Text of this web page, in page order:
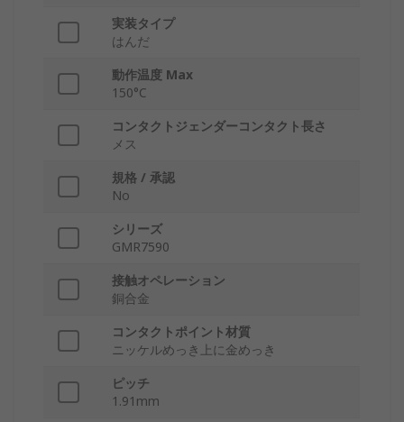
実装タイプ
はんだ
動作温度 Max
150°C
コンタクトジェンダーコンタクト長さ
メス
規格 / 承認
No
シリーズ
GMR7590
接触オペレーション
銅合金
コンタクトポイント材質
ニッケルめっき上に金めっき
ピッチ
1.91mm